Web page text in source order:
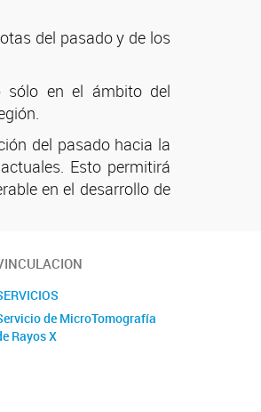
del pasado y de los
sólo en el ámbito del
del pasado hacia la
Esto permitirá
en el desarrollo de
de MicroTomografía
Rayos X